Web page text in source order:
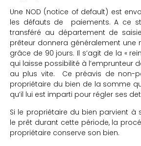
Une NOD (notice of default) est
les défauts de paiements. A ce
transféré au département de
prêteur donnera généralement une
grâce de 90 jours. Il s’agit de la «
qui laisse possibilité à l’emprunteur
au plus vite. Ce préavis de non-
propriétaire du bien de la somme
qu’il lui est imparti pour régler ses
Si le propriétaire du bien parvient à
le prêt durant cette période, la
propriétaire conserve son bien.